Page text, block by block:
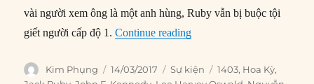
vài người xem ông là một anh hùng, Ruby vẫn bị buộc tội
giết người cấp độ 1.Continue reading“14/03/1964: Jack Ruby bị
Author
Kim Phụng
Posted
14/03/2017 Categories
Sự kiện Tags
1403, Hoa Kỳ,